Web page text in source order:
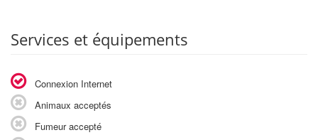
Services et équipements
Connexion Internet
Animaux acceptés
Fumeur accepté